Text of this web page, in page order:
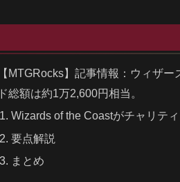
【MTGRocks】記事情報：ウィザ
ド総額は約1万2,600円相当。
Wizards of the Coastがチャリテ
要点解説
まとめ